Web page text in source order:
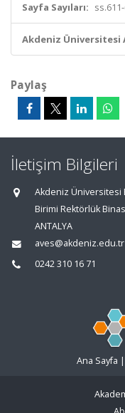
Sayfa Sayıları:
Akdeniz Üniversitesi
Paylaş
İletişim Bilgileri
Akdeniz Üniversitesi
Birimi Rektörlük
ANTALYA
aves@akdeniz.edu.tr
0242 310 16 71
Ana Sayfa |